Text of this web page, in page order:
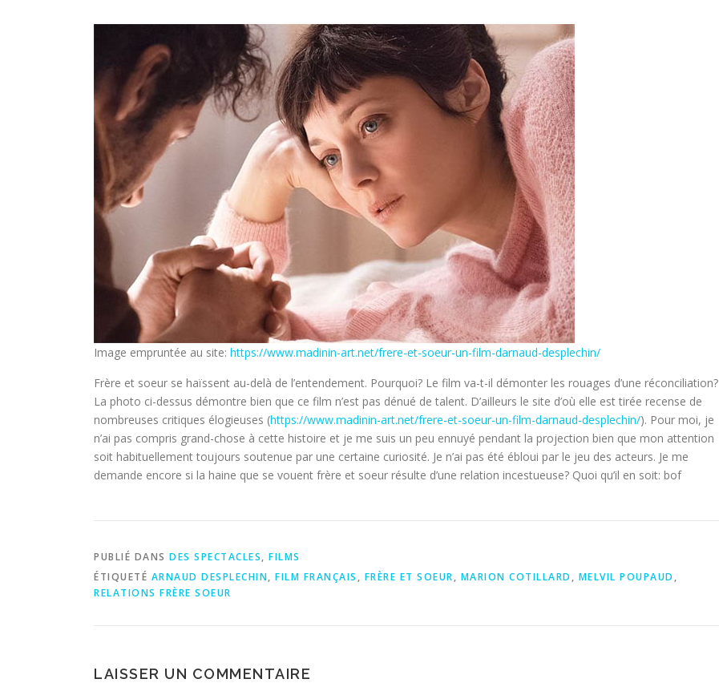
Image empruntée au site: https://www.madinin-art.net/frere-et-soeur-un-film-darnaud-desplechin/
Frère et soeur se haïssent au-delà de l’entendement. Pourquoi? Le film va-t-il démonter les rouages d’une réconciliation?
La photo ci-dessus démontre bien que ce film n’est pas dénué de talent. D’ailleurs le site d’où elle est tirée recense de
nombreuses critiques élogieuses (https://www.madinin-art.net/frere-et-soeur-un-film-darnaud-desplechin/). Pour moi, je
n’ai pas compris grand-chose à cette histoire et je me suis un peu ennuyé pendant la projection bien que mon attention
soit habituellement toujours soutenue par une certaine curiosité. Je n’ai pas été ébloui par le jeu des acteurs. Je me
demande encore si la haine que se vouent frère et soeur résulte d’une relation incestueuse? Quoi qu’il en soit: bof
PUBLIÉ DANS DES SPECTACLES, FILMS
ÉTIQUETÉ ARNAUD DESPLECHIN, FILM FRANÇAIS , FRÈRE ET SOEUR, MARION COTILLARD , MELVIL POUPAUD ,
RELATIONS FRÈRE SOEUR
LAISSER UN COMMENTAIRE